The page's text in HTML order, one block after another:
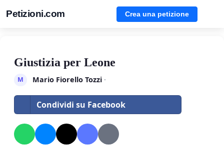
Petizioni.com Crea una petizione
Giustizia per Leone
M Mario Fiorello Tozzi·
Condividi su Facebook